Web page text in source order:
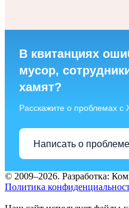
В квитанциях
мусор,
хамят?
Расскажите о проблемах с
Написать о проблеме
© 2009–2026. Разработка:
Политика